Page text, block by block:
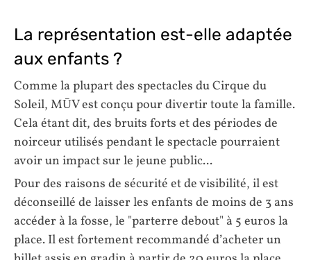
La représentation est-elle adaptée
aux enfants ?
Comme la plupart des spectacles du Cirque du
Soleil, MŪV est conçu pour divertir toute la famille.
Cela étant dit, des bruits forts et des périodes de
noirceur utilisés pendant le spectacle pourraient
avoir un impact sur le jeune public...
Pour des raisons de sécurité et de visibilité, il est
déconseillé de laisser les enfants de moins de 3 ans
accéder à la fosse, le "parterre debout" à 5 euros la
place. Il est fortement recommandé d’acheter un